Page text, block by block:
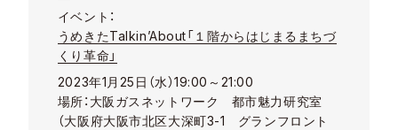
イベント：
うめきたTalkin’About「１階からはじまるまちづ
くり革命」
2023年1月25日（水）19:00～21:00
場所：大阪ガスネットワーク 都市魅力研究室
（大阪府大阪市北区大深町3-1 グランフロント